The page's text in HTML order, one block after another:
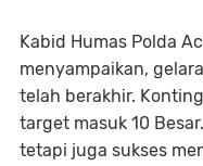
Kabid Humas Polda
menyampaikan,
telah berakhir.
target masuk 10
tetapi juga sukses